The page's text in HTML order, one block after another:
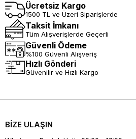
Ücretsiz Kargo
1500 TL ve Üzeri Siparişlerde
Taksit İmkanı
Tüm Alışverişlerde Geçerli
Güvenli Ödeme
%100 Güvenli Alışveriş
Hızlı Gönderi
Güvenilir ve Hızlı Kargo
BİZE ULAŞIN